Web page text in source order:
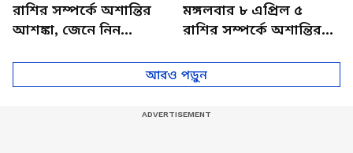
রাশির সম্পর্কে অশান্তির
আশঙ্কা, জেনে নিন
মঙ্গলবার ৮ এপ্রিল ৫
রাশির সম্পর্কে অশান্তির
আজকের রাশিফল
আরও পড়ুন